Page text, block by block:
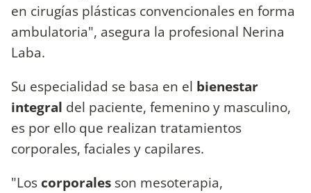
en cirugías plásticas convencionales en forma
ambulatoria", asegura la profesional Nerina
Laba.
Su especialidad se basa en el bienestar
integral del paciente, femenino y masculino,
es por ello que realizan tratamientos
corporales, faciales y capilares.
"Los corporales son mesoterapia,